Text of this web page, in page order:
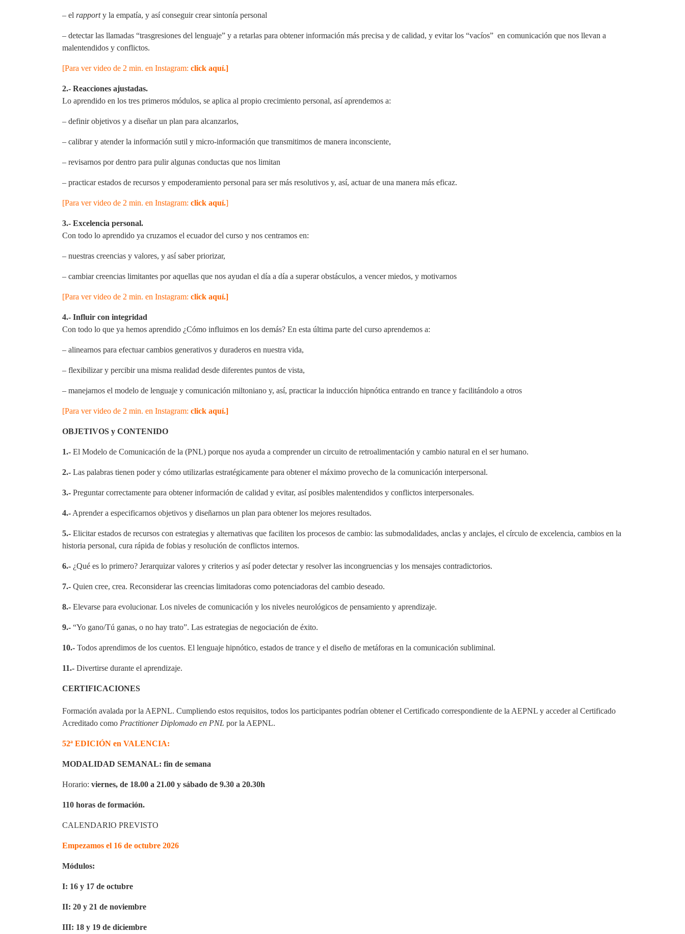
– el rapporty la empatía, y así conseguir crear sintonía personal
– detectar las llamadas “trasgresiones del lenguaje” y a retarlas para obtener información más precisa y de calidad, y evitar los “vacíos” en comunicación que nos llevan a
malentendidos y conflictos.
[Para ver video de 2 min. en Instagram: click aquí.]
2.- Reacciones ajustadas.
Lo aprendido en los tres primeros módulos, se aplica al propio crecimiento personal, así aprendemos a:
– definir objetivos y a diseñar un plan para alcanzarlos,
– calibrar y atender la información sutil y micro-información que transmitimos de manera inconsciente,
– revisarnos por dentro para pulir algunas conductas que nos limitan
– practicar estados de recursos y empoderamiento personal para ser más resolutivos y, así, actuar de una manera más eficaz.
[Para ver video de 2 min. en Instagram: click aquí.]
3.- Excelencia personal.
Con todo lo aprendido ya cruzamos el ecuador del curso y nos centramos en:
– nuestras creencias y valores, y así saber priorizar,
– cambiar creencias limitantes por aquellas que nos ayudan el día a día a superar obstáculos, a vencer miedos, y motivarnos
[Para ver video de 2 min. en Instagram: click aquí.]
4.- Influir con integridad
Con todo lo que ya hemos aprendido ¿Cómo influimos en los demás? En esta última parte del curso aprendemos a:
– alinearnos para efectuar cambios generativos y duraderos en nuestra vida,
– flexibilizar y percibir una misma realidad desde diferentes puntos de vista,
– manejarnos el modelo de lenguaje y comunicación miltoniano y, así, practicar la inducción hipnótica entrando en trance y facilitándolo a otros
[Para ver video de 2 min. en Instagram: click aquí.]
OBJETIVOS y CONTENIDO
1.- El Modelo de Comunicación de la (PNL) porque nos ayuda a comprender un circuito de retroalimentación y cambio natural en el ser humano.
2.- Las palabras tienen poder y cómo utilizarlas estratégicamente para obtener el máximo provecho de la comunicación interpersonal.
3.- Preguntar correctamente para obtener información de calidad y evitar, así posibles malentendidos y conflictos interpersonales.
4.- Aprender a especificarnos objetivos y diseñarnos un plan para obtener los mejores resultados.
5.- Elicitar estados de recursos con estrategias y alternativas que faciliten los procesos de cambio: las submodalidades, anclas y anclajes, el círculo de excelencia, cambios en la
historia personal, cura rápida de fobias y resolución de conflictos internos.
6.- ¿Qué es lo primero? Jerarquizar valores y criterios y así poder detectar y resolver las incongruencias y los mensajes contradictorios.
7.- Quien cree, crea. Reconsiderar las creencias limitadoras como potenciadoras del cambio deseado.
8.- Elevarse para evolucionar. Los niveles de comunicación y los niveles neurológicos de pensamiento y aprendizaje.
9.- “Yo gano/Tú ganas, o no hay trato”. Las estrategias de negociación de éxito.
10.- Todos aprendimos de los cuentos. El lenguaje hipnótico, estados de trance y el diseño de metáforas en la comunicación subliminal.
11.- Divertirse durante el aprendizaje.
CERTIFICACIONES
Formación avalada por la AEPNL. Cumpliendo estos requisitos, todos los participantes podrían obtener el Certificado correspondiente de la AEPNL y acceder al Certificado
Acreditado como Practitioner Diplomado en PNL por la AEPNL.
52ª EDICIÓN en VALENCIA:
MODALIDAD SEMANAL: fin de semana
Horario: viernes, de 18.00 a 21.00 y sábado de 9.30 a 20.30h
110 horas de formación.
CALENDARIO PREVISTO
Empezamos el 16 de octubre 2026
Módulos:
I: 16 y 17 de octubre
II: 20 y 21 de noviembre
III: 18 y 19 de diciembre